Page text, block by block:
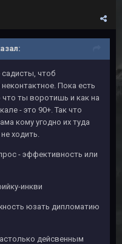
чтоб
Пока есть
ты воротишь и как на
- это 90+. Так что
кому угодно их туда
ходить.
- эффективность или
инкви
юзать дипломатию
дейсвенным